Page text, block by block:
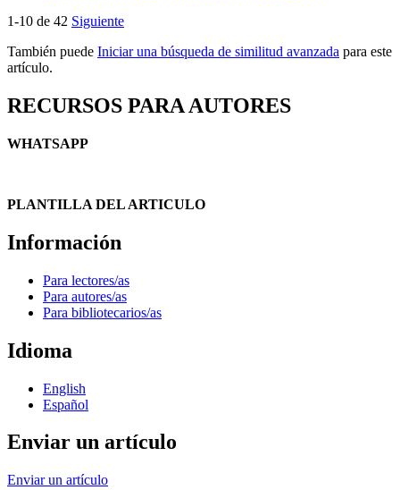
1-10 de 42 Siguiente
También puede Iniciar una búsqueda de similitud avanzada para este
artículo.
RECURSOS PARA AUTORES
WHATSAPP
PLANTILLA DEL ARTICULO
Información
Para lectores/as
Para autores/as
Para bibliotecarios/as
Idioma
English
Español
Enviar un artículo
Enviar un artículo